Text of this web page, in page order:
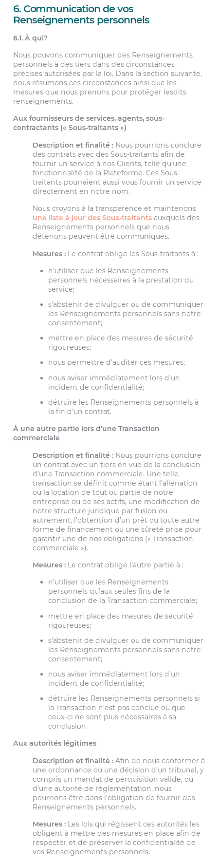
6. Communication de vos
Renseignements personnels
6.1. À qui?
Nous pouvons communiquer des Renseignements
personnels à des tiers dans des circonstances
précises autorisées par la loi. Dans la section suivante,
nous résumons ces circonstances ainsi que les
mesures que nous prenons pour protéger lesdits
renseignements.
Aux fournisseurs de services, agents, sous-
contractants (« Sous-traitants »)
Description et finalité :Nous pourrions conclure
des contrats avec des Sous-traitants afin de
fournir un service à nos Clients, telle qu’une
fonctionnalité de la Plateforme. Ces Sous-
traitants pourraient aussi vous fournir un service
directement en notre nom.
Nous croyons à la transparence et maintenons
une liste à jour des Sous-traitantsauxquels des
Renseignements personnels que nous
détenons peuvent être communiqués.
Mesures :Le contrat oblige les Sous-traitants à :
n’utiliser que les Renseignements
personnels nécessaires à la prestation du
service;
s’abstenir de divulguer ou de communiquer
les Renseignements personnels sans notre
consentement;
mettre en place des mesures de sécurité
rigoureuses;
nous permettre d’auditer ces mesures;
nous aviser immédiatement lors d’un
incident de confidentialité;
détruire les Renseignements personnels à
la fin d’un contrat.
À une autre partie lors d’une Transaction
commerciale
Description et finalité :Nous pourrions conclure
un contrat avec un tiers en vue de la conclusion
d’une Transaction commerciale. Une telle
transaction se définit comme étant l’aliénation
ou la location de tout ou partie de notre
entreprise ou de ses actifs, une modification de
notre structure juridique par fusion ou
autrement, l’obtention d’un prêt ou toute autre
forme de financement ou une sûreté prise pour
garantir une de nos obligations (« Transaction
commerciale »).
Mesures : Le contrat oblige l’autre partie à :
n’utiliser que les Renseignements
personnels qu’aux seules fins de la
conclusion de la Transaction commerciale;
mettre en place des mesures de sécurité
rigoureuses;
s’abstenir de divulguer ou de communiquer
les Renseignements personnels sans notre
consentement;
nous aviser immédiatement lors d’un
incident de confidentialité;
détruire les Renseignements personnels si
la Transaction n’est pas conclue ou que
ceux-ci ne sont plus nécessaires à sa
conclusion.
Aux autorités légitimes
Description et finalité :Afin de nous conformer à
une ordonnance ou une décision d’un tribunal, y
compris un mandat de perquisition valide, ou
d’une autorité de réglementation, nous
pourrions être dans l’obligation de fournir des
Renseignements personnels.
Mesures : Les lois qui régissent ces autorités les
obligent à mettre des mesures en place afin de
respecter et de préserver la confidentialité de
vos Renseignements personnels.